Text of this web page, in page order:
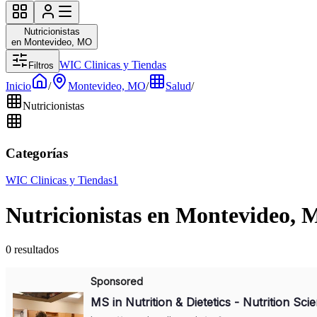
Nutricionistas
en Montevideo, MO
Filtros WIC Clinicas y Tiendas
Inicio
/ Montevideo, MO/ Salud/
Nutricionistas
Categorías
WIC Clinicas y Tiendas1
Nutricionistas en Montevideo,
0 resultados